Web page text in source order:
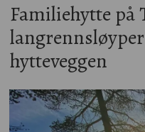
Familiehytte på
hytteveggen